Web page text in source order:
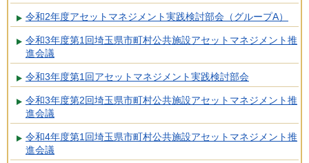
令和2年度アセットマネジメント実践検討部会（グループA）
令和3年度第1回埼玉県市町村公共施設アセットマネジメント推
進会議
令和3年度第1回アセットマネジメント実践検討部会
令和3年度第2回埼玉県市町村公共施設アセットマネジメント推
進会議
令和4年度第1回埼玉県市町村公共施設アセットマネジメント推
進会議